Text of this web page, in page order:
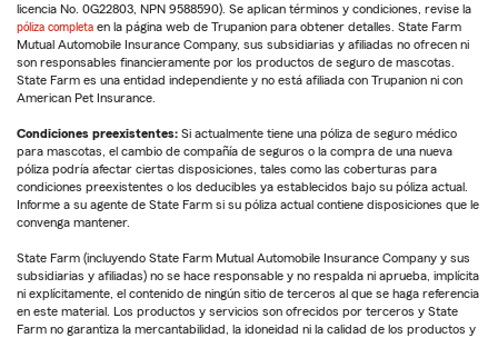
licencia No. 0G22803, NPN 9588590). Se aplican términos y condiciones, revise la
póliza completa en la página web de Trupanion para obtener detalles. State Farm
Mutual Automobile Insurance Company, sus subsidiarias y afiliadas no ofrecen ni
son responsables financieramente por los productos de seguro de mascotas.
State Farm es una entidad independiente y no está afiliada con Trupanion ni con
American Pet Insurance.
Condiciones preexistentes: Si actualmente tiene una póliza de seguro médico
para mascotas, el cambio de compañía de seguros o la compra de una nueva
póliza podría afectar ciertas disposiciones, tales como las coberturas para
condiciones preexistentes o los deducibles ya establecidos bajo su póliza actual.
Informe a su agente de State Farm si su póliza actual contiene disposiciones que le
convenga mantener.
State Farm (incluyendo State Farm Mutual Automobile Insurance Company y sus
subsidiarias y afiliadas) no se hace responsable y no respalda ni aprueba, implícita
ni explícitamente, el contenido de ningún sitio de terceros al que se haga referencia
en este material. Los productos y servicios son ofrecidos por terceros y State
Farm no garantiza la mercantabilidad, la idoneidad ni la calidad de los productos y